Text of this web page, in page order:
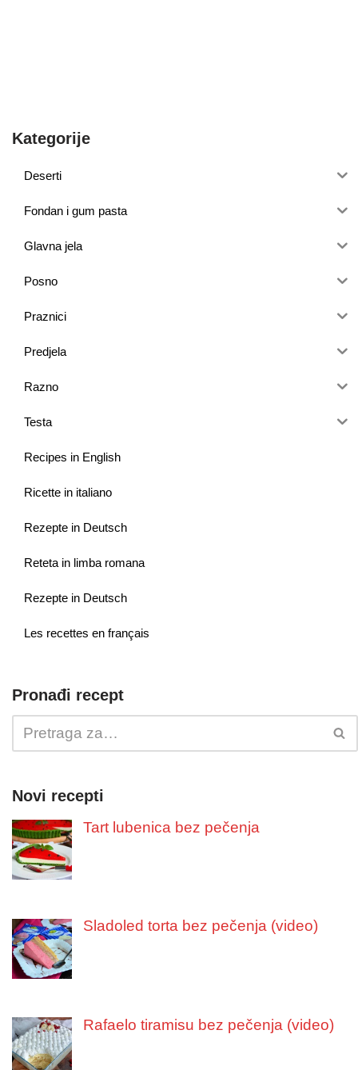
Kategorije
Deserti
Fondan i gum pasta
Glavna jela
Posno
Praznici
Predjela
Razno
Testa
Recipes in English
Ricette in italiano
Rezepte in Deutsch
Reteta in limba romana
Rezepte in Deutsch
Les recettes en français
Pronađi recept
Novi recepti
Tart lubenica bez pečenja
Sladoled torta bez pečenja (video)
Rafaelo tiramisu bez pečenja (video)